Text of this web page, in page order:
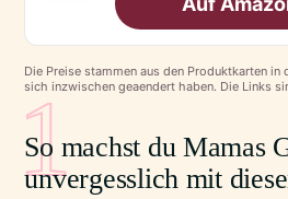
Die Preise stammen aus den Produktkarten in
sich inzwischen geaendert haben. Die Links
1
So machst du Mamas
unvergesslich mit